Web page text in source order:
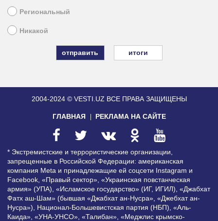
Региональный
Никакой
итоги
2004-2024 © VESTI.UZ ВСЕ ПРАВА ЗАЩИЩЕНЫ
ГЛАВНАЯ РЕКЛАМА НА САЙТЕ
* Экстремистские и террористические организации,
запрещенные в Российской Федерации: американская
компания Meta и принадлежащие ей соцсети Instagram и
Facebook, «Правый сектор», «Украинская повстанческая
армия» (УПА), «Исламское государство» (ИГ, ИГИЛ), «Джабхат
Фатх аш-Шам» (бывшая «Джабхат ан-Нусра», «Джебхат ан-
Нусра»), Национал-Большевистская партия (НБП), «Аль-
Каида», «УНА-УНСО», «Талибан», «Меджлис крымско-